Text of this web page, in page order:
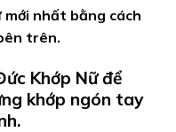
mới nhất bằng cách
trên.
Khớp Nữ để
khớp ngón tay